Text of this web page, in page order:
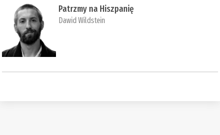
Patrzmy na Hiszpanię
Dawid Wildstein